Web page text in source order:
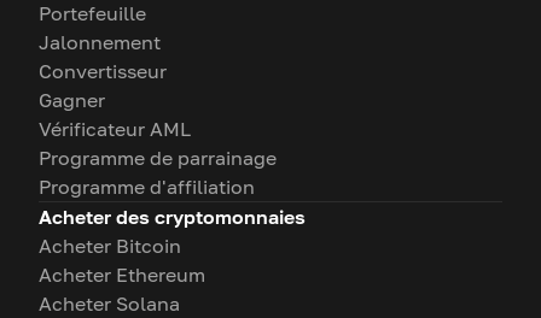
Portefeuille
Jalonnement
Convertisseur
Gagner
Vérificateur AML
Programme de parrainage
Programme d'affiliation
Acheter des cryptomonnaies
Acheter Bitcoin
Acheter Ethereum
Acheter Solana